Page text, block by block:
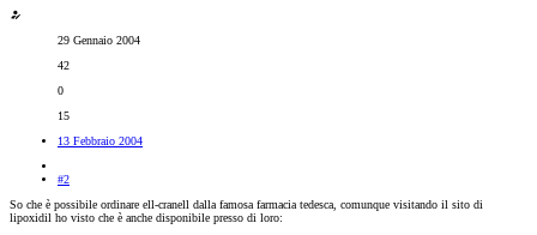
29 Gennaio 2004
42
0
15
13 Febbraio 2004
#2
So che è possibile ordinare ell-cranell dalla famosa farmacia tedesca, comunque visitando il sito di
lipoxidil ho visto che è anche disponibile presso di loro: